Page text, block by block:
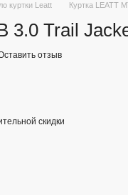
куртки Leatt Куртка LEATT
3.0 Trail
отзыв
скидки